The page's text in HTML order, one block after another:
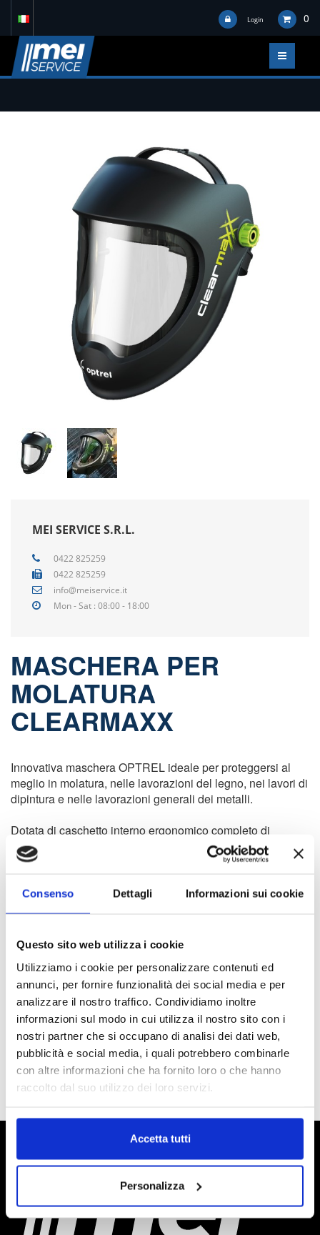
Consenso Dettagli Informazioni sui cookie
Questo sito web utilizza i cookie
Utilizziamo i cookie per personalizzare contenuti ed
annunci, per fornire funzionalità dei social media e per
analizzare il nostro traffico. Condividiamo inoltre
informazioni sul modo in cui utilizza il nostro sito con i
nostri partner che si occupano di analisi dei dati web,
pubblicità e social media, i quali potrebbero combinarle
con altre informazioni che ha fornito loro o che hanno
raccolto dal suo utilizzo dei loro servizi.
Accetta tutti
Personalizza
Login 0
MEI SERVICE S.R.L.
0422 825259
0422 825259
info@meiservice.it
Mon - Sat : 08:00 - 18:00
MASCHERA PER
MOLATURA
CLEARMAXX
Innovativa maschera OPTREL ideale per proteggersi al
meglio in molatura, nelle lavorazioni del legno, nei lavori di
dipintura e nelle lavorazioni generali dei metalli.
Dotata di caschetto interno ergonomico completo di
fascette tergi sudore.
€ 83,00 € 57,90 (-30 %)
Quantità: AGGIUNGI AL CARRELLO
Scarica Schede Tecniche
download